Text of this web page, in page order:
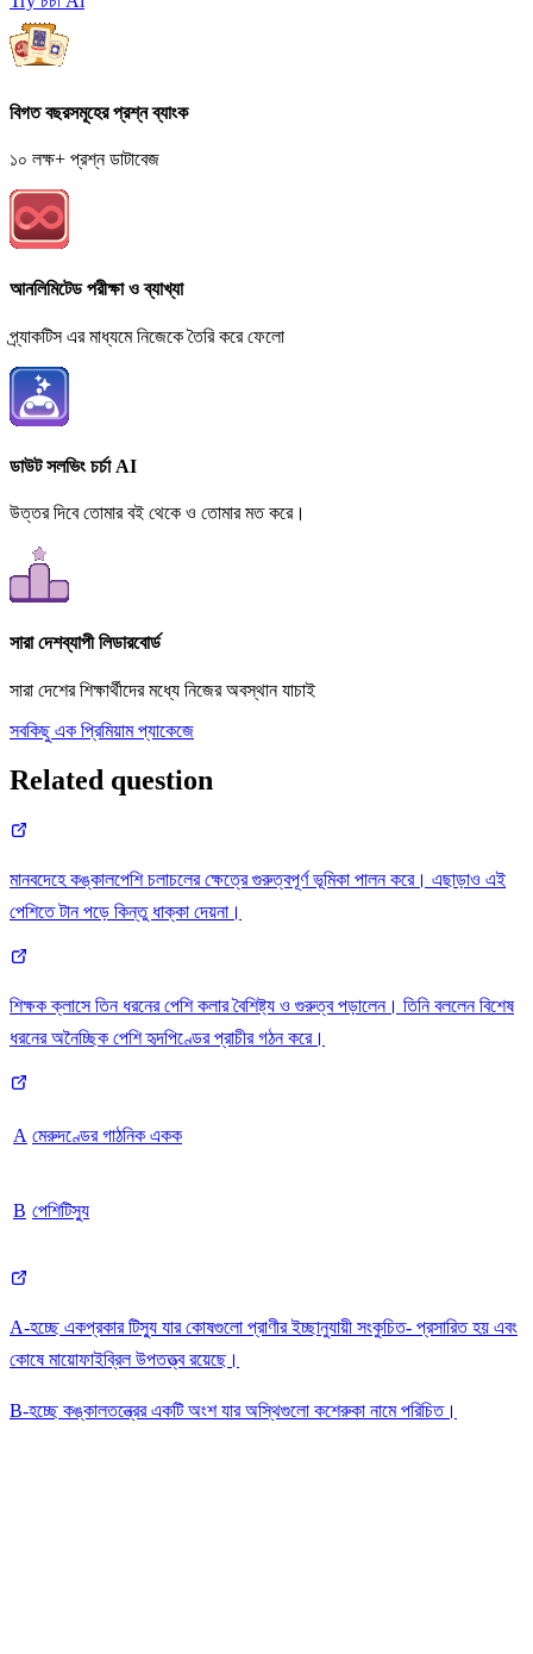
বিগত বছরসমূহের প্রশ্ন ব্যাংক
১০ লক্ষ+ প্রশ্ন ডাটাবেজ
আনলিমিটেড পরীক্ষা ও ব্যাখ্যা
প্র্যাকটিস এর মাধ্যমে নিজেকে তৈরি করে ফেলো
ডাউট সলভিং চর্চা AI
উত্তর দিবে তোমার বই থেকে ও তোমার মত করে।
সারা দেশব্যাপী লিডারবোর্ড
সারা দেশের শিক্ষার্থীদের মধ্যে নিজের অবস্থান যাচাই
সবকিছু এক প্রিমিয়াম প্যাকেজে
Related question
মানবদেহে কঙ্কালপেশি চলাচলের ক্ষেত্রে গুরুত্বপূর্ণ ভূমিকা পালন করে। এছাড়াও এই
পেশিতে টান পড়ে কিন্তু ধাক্কা দেয়না।
শিক্ষক ক্লাসে তিন ধরনের পেশি কলার বৈশিষ্ট্য ও গুরুত্ব পড়ালেন। তিনি বললেন বিশেষ
ধরনের অনৈচ্ছিক পেশি হৃদপিণ্ডের প্রাচীর গঠন করে।
A মেরুদণ্ডের গাঠনিক একক
B পেশিটিস্যু
A-হচ্ছে একপ্রকার টিস্যু যার কোষগুলো প্রাণীর ইচ্ছানুযায়ী সংকুচিত- প্রসারিত হয় এবং
কোষে মায়োফাইব্রিল উপতত্ত্ব রয়েছে।
B-হচ্ছে কঙ্কালতন্ত্রের একটি অংশ যার অস্থিগুলো কশেরুকা নামে পরিচিত।